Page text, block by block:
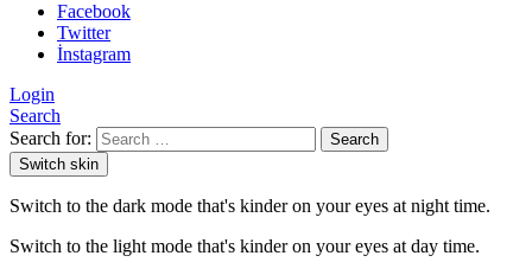
Facebook
Twitter
İnstagram
Login
Search
Search for:
Search
Switch skin
Switch to the dark mode that's kinder on your eyes at night time.
Switch to the light mode that's kinder on your eyes at day time.